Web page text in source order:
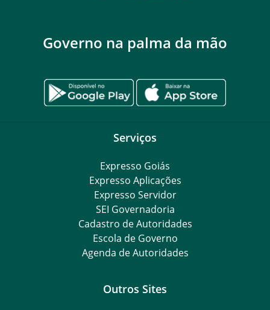
Governo na palma da mão
Serviços
Expresso Goiás
Expresso Aplicações
Expresso Servidor
SEI Governadoria
Cadastro de Autoridades
Escola de Governo
Agenda de Autoridades
Outros Sites